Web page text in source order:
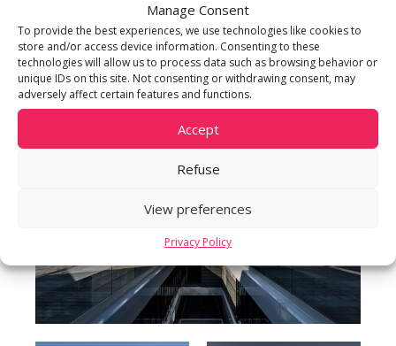
Manage Consent
To provide the best experiences, we use technologies like cookies to
store and/or access device information. Consenting to these
technologies will allow us to process data such as browsing behavior or
unique IDs on this site. Not consenting or withdrawing consent, may
adversely affect certain features and functions.
Accept
Refuse
View preferences
Privacy Policy
Malgré leur taille, ils s’intègrent parfaitement
dans leur environnement, grâce à un design
contemporain et une finition de grande valeur.